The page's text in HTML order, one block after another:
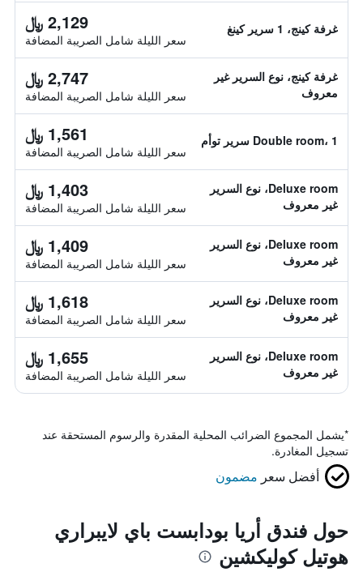
غرفة كينج، 1 سرير كينغ 2,129 ﷼
سعر الليلة شامل الصريبة المضافة
غرفة كينج، نوع السرير غير
معروف
2,747 ﷼
سعر الليلة شامل الصريبة المضافة
Double room، 1 سرير توأم 1,561 ﷼
سعر الليلة شامل الصريبة المضافة
Deluxe room، نوع السرير
غير معروف
1,403 ﷼
سعر الليلة شامل الصريبة المضافة
Deluxe room، نوع السرير
غير معروف
1,409 ﷼
سعر الليلة شامل الصريبة المضافة
Deluxe room، نوع السرير
غير معروف
1,618 ﷼
سعر الليلة شامل الصريبة المضافة
Deluxe room، نوع السرير
غير معروف
1,655 ﷼
سعر الليلة شامل الصريبة المضافة
*يشمل المجموع الضرائب المحلية المقدرة والرسوم المستحقة عند
تسجيل المغادرة.
أفضل سعر مضمون
حول فندق أريا بودابست باي لايبراري
هوتيل كوليكشين